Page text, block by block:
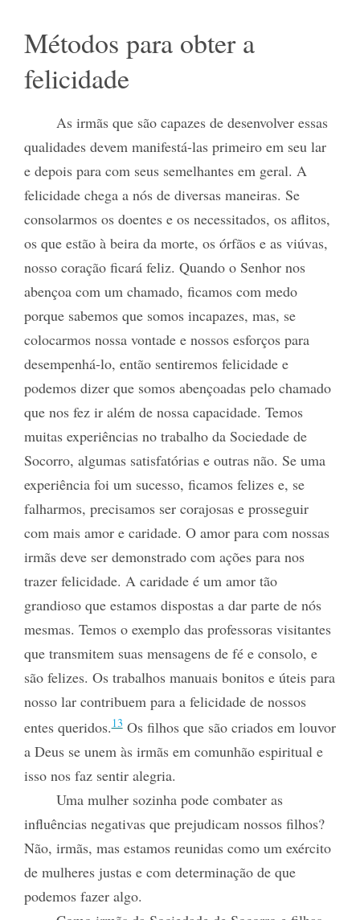
Métodos para obter a
felicidade
As irmãs que são capazes de desenvolver essas
qualidades devem manifestá-las primeiro em seu lar
e depois para com seus semelhantes em geral. A
felicidade chega a nós de diversas maneiras. Se
consolarmos os doentes e os necessitados, os aflitos,
os que estão à beira da morte, os órfãos e as viúvas,
nosso coração ficará feliz. Quando o Senhor nos
abençoa com um chamado, ficamos com medo
porque sabemos que somos incapazes, mas, se
colocarmos nossa vontade e nossos esforços para
desempenhá-lo, então sentiremos felicidade e
podemos dizer que somos abençoadas pelo chamado
que nos fez ir além de nossa capacidade. Temos
muitas experiências no trabalho da Sociedade de
Socorro, algumas satisfatórias e outras não. Se uma
experiência foi um sucesso, ficamos felizes e, se
falharmos, precisamos ser corajosas e prosseguir
com mais amor e caridade. O amor para com nossas
irmãs deve ser demonstrado com ações para nos
trazer felicidade. A caridade é um amor tão
grandioso que estamos dispostas a dar parte de nós
mesmas. Temos o exemplo das professoras visitantes
que transmitem suas mensagens de fé e consolo, e
são felizes. Os trabalhos manuais bonitos e úteis para
nosso lar contribuem para a felicidade de nossos
entes queridos.13Os filhos que são criados em louvor
a Deus se unem às irmãs em comunhão espiritual e
isso nos faz sentir alegria.
Uma mulher sozinha pode combater as
influências negativas que prejudicam nossos filhos?
Não, irmãs, mas estamos reunidas como um exército
de mulheres justas e com determinação de que
podemos fazer algo.